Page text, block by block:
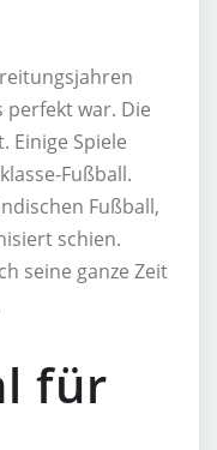
perfekt war. Die
Einige Spiele
Fußball.
Fußball,
schien.
seine ganze Zeit
für